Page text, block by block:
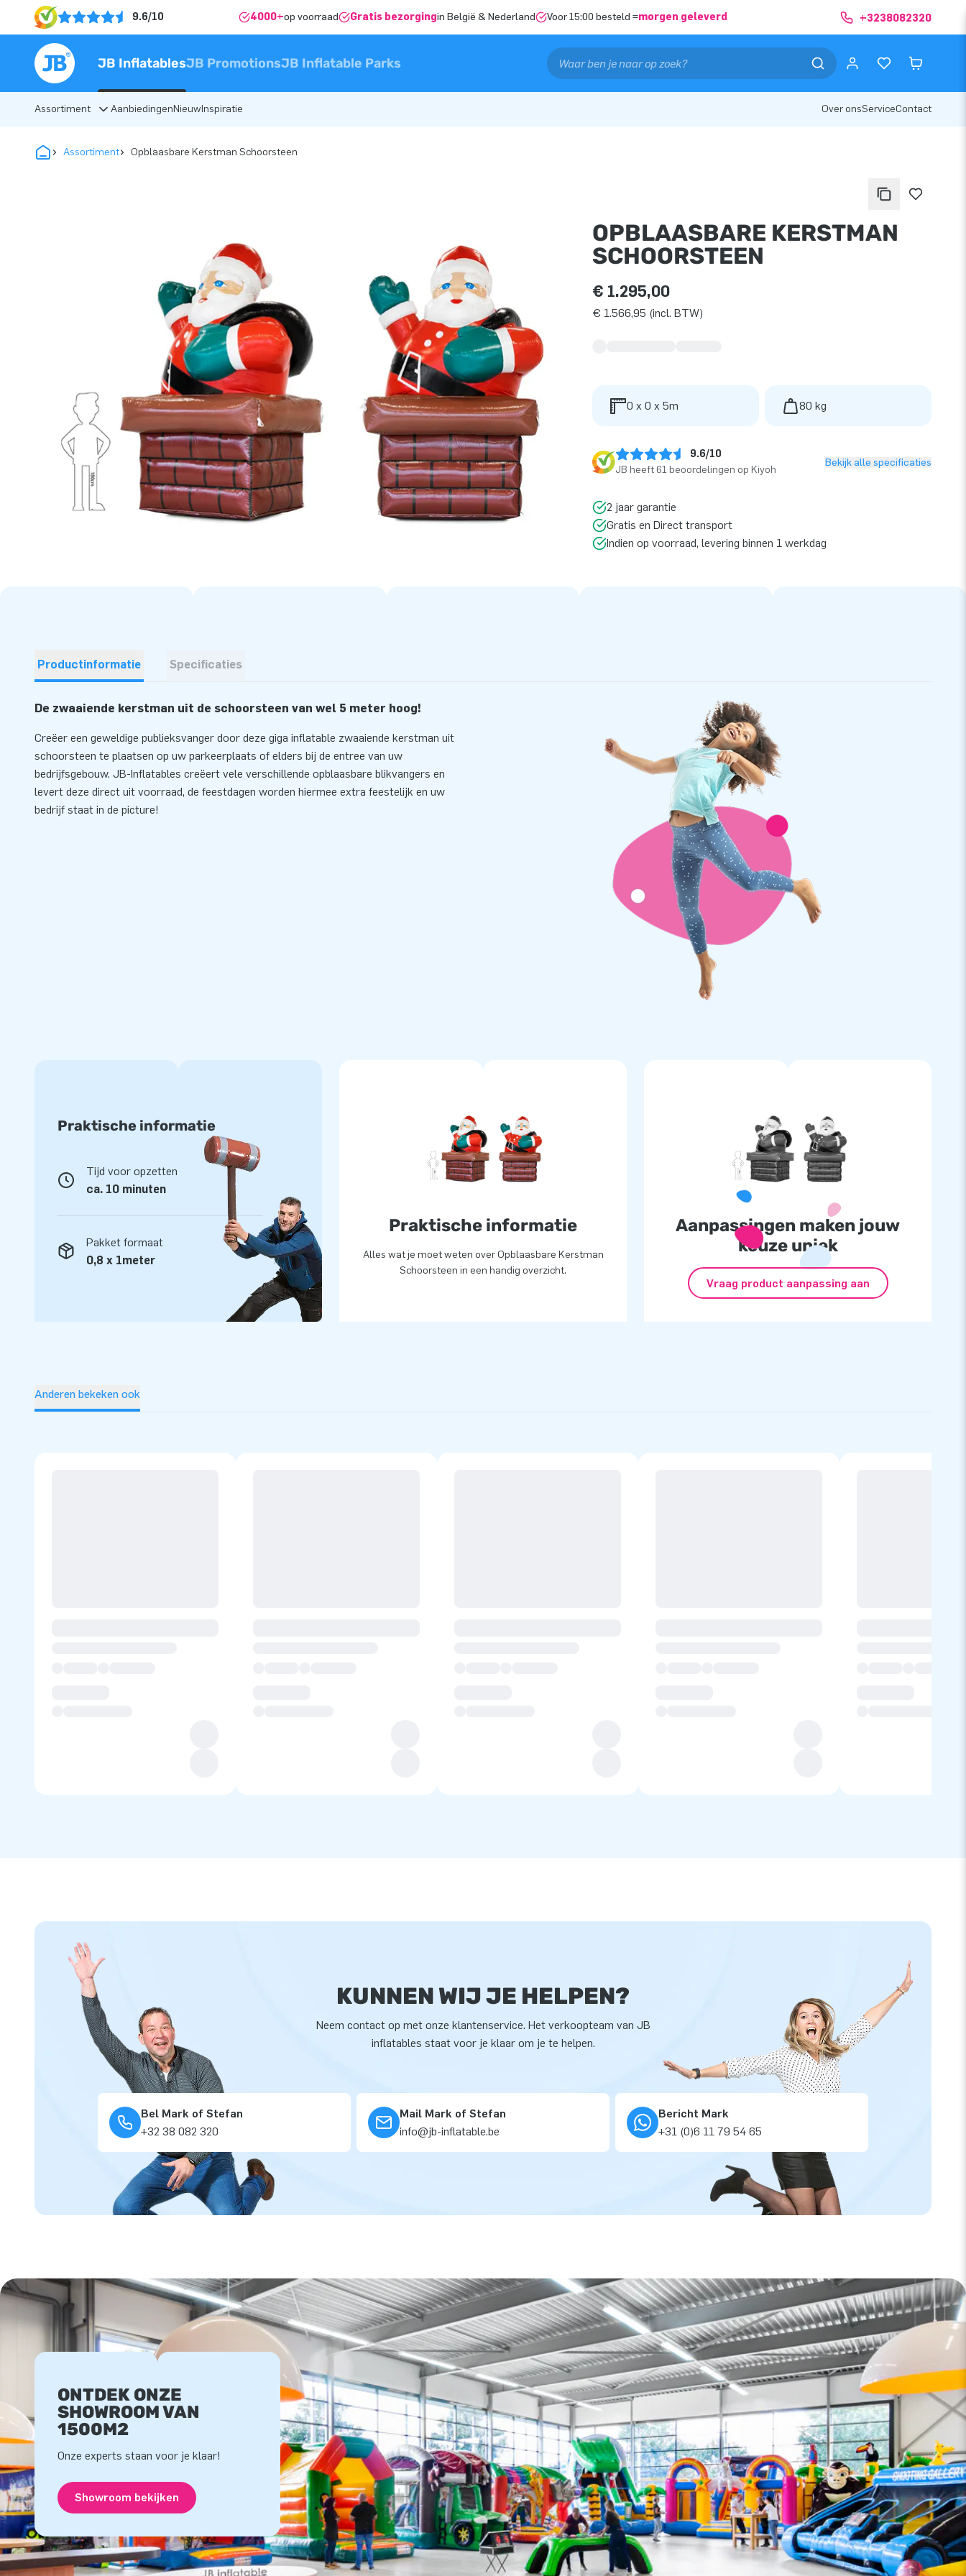
9.6/10 4000+op voorraad Gratis bezorgingin België & Nederland Voor 15:00 besteld =morgen geleverd +3238082320
JB InflatablesJB PromotionsJB Inflatable Parks
Assortiment AanbiedingenNieuwInspiratie Over onsServiceContact
Assortiment Opblaasbare Kerstman Schoorsteen
OPBLAASBARE KERSTMAN
SCHOORSTEEN
€ 1.295,00
€ 1.566,95 (incl. BTW)
0 x 0 x 5m 80 kg
9.6/10
JB heeft 61 beoordelingen op Kiyoh
Bekijk alle specificaties
2 jaar garantie
Gratis en Direct transport
Indien op voorraad, levering binnen 1 werkdag
Productinformatie Specificaties
De zwaaiende kerstman uit de schoorsteen van wel 5 meter hoog!
Creëer een geweldige publieksvanger door deze giga inflatable zwaaiende kerstman uit
schoorsteen te plaatsen op uw parkeerplaats of elders bij de entree van uw
bedrijfsgebouw. JB-Inflatables creëert vele verschillende opblaasbare blikvangers en
levert deze direct uit voorraad, de feestdagen worden hiermee extra feestelijk en uw
bedrijf staat in de picture!
Praktische informatie
Tijd voor opzetten
ca. 10 minuten
Pakket formaat
0,8 x 1meter
Praktische informatie
Alles wat je moet weten over Opblaasbare Kerstman
Schoorsteen in een handig overzicht.
Aanpassingen maken jouw
keuze uniek
Vraag product aanpassing aan
Anderen bekeken ook
KUNNEN WIJ JE HELPEN?
Neem contact op met onze klantenservice. Het verkoopteam van JB
inflatables staat voor je klaar om je te helpen.
Bel Mark of Stefan
+32 38 082 320
Mail Mark of Stefan
info@jb-inflatable.be
Bericht Mark
+31 (0)6 11 79 54 65
ONTDEK ONZE
SHOWROOM VAN
1500M2
Onze experts staan voor je klaar!
Showroom bekijken